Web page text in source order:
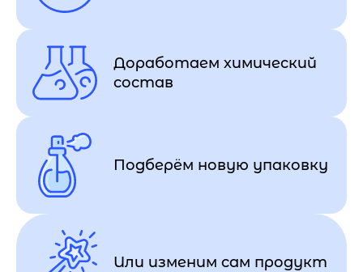
Доработаем химический
состав
Подберём новую упаковку
Или изменим сам продукт